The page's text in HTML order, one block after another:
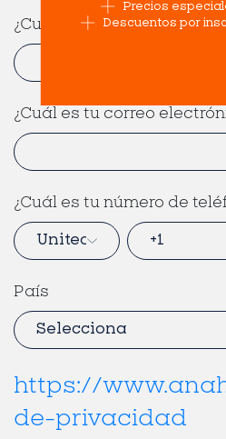
Precios
Descuentos por
¿Cuáles son tus apellidos?
¿Cuál es tu correo
¿Cuál es tu número de
País
https://
de-privacidad